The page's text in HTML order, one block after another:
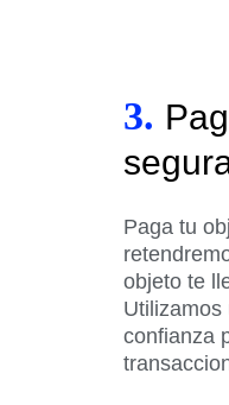
3.
Paga tu
objeto te
Utilizamos
confianza